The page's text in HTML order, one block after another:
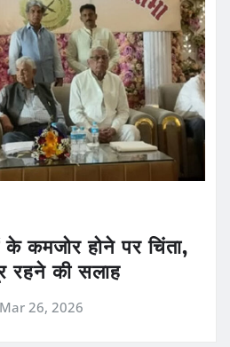
के कमजोर होने पर चिंता,
रहने की सलाह
Mar 26, 2026